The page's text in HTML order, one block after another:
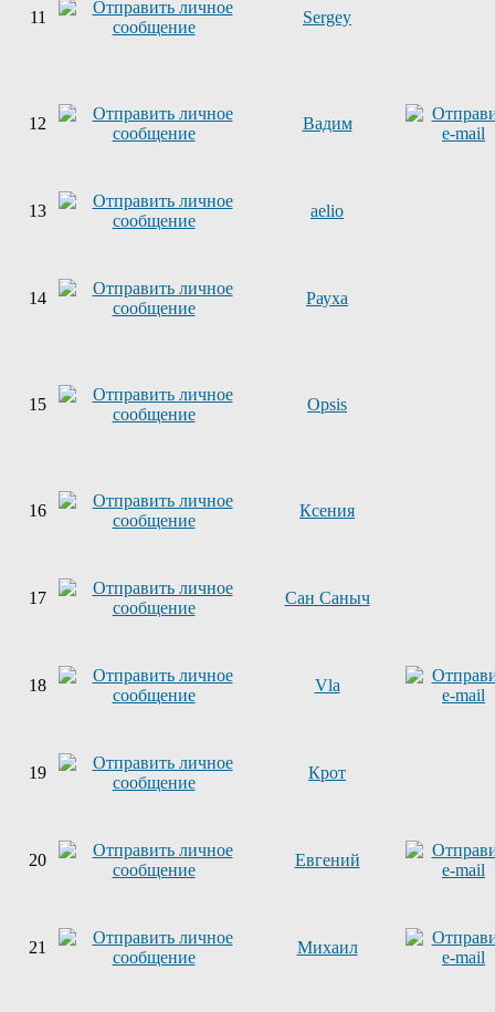
11 Sergey
12 Вадим
13 aelio
14 Рауха
15 Opsis
16 Ксения
17 Сан Саныч
18 Vla
19 Крот
20 Евгений
21 Михаил